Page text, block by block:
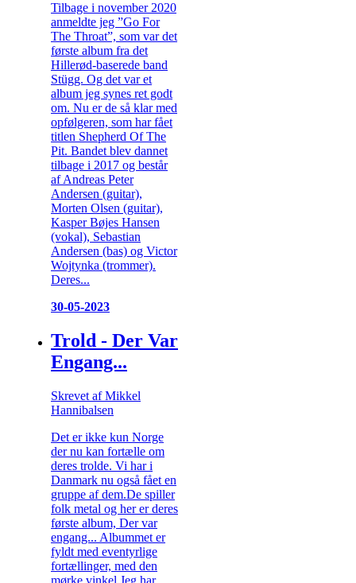
Tilbage i november 2020
anmeldte jeg ”Go For
The Throat”, som var det
første album fra det
Hillerød-baserede band
Stügg. Og det var et
album jeg synes ret godt
om. Nu er de så klar med
opfølgeren, som har fået
titlen Shepherd Of The
Pit. Bandet blev dannet
tilbage i 2017 og består
af Andreas Peter
Andersen (guitar),
Morten Olsen (guitar),
Kasper Bøjes Hansen
(vokal), Sebastian
Andersen (bas) og Victor
Wojtynka (trommer).
Deres...
30-05-2023
Trold - Der Var
Engang...
Skrevet af Mikkel
Hannibalsen
Det er ikke kun Norge
der nu kan fortælle om
deres trolde. Vi har i
Danmark nu også fået en
gruppe af dem.De spiller
folk metal og her er deres
første album, Der var
engang... Albummet er
fyldt med eventyrlige
fortællinger, med den